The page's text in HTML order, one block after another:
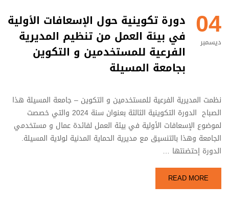
04
ديسمبر
دورة تكوينية حول الإسعافات الأولية
في بيئة العمل من تنظيم المديرية
الفرعية للمستخدمين و التكوين
بجامعة المسيلة
نظمت المديرية الفرعية للمستخدمين و التكوين – جامعة المسيلة هذا
الصباح الدورة التكوينية الثالثة بعنوان سنة 2024 والتي خصصت
لموضوع الإسعافات الأولية في بيئة العمل لفائدة عمال و مستخدمي
الجامعة وهذا بالتنسيق مع مديرية الحماية المدنية لولاية المسيلة.
الدورة إحتضنتها …
READ MORE